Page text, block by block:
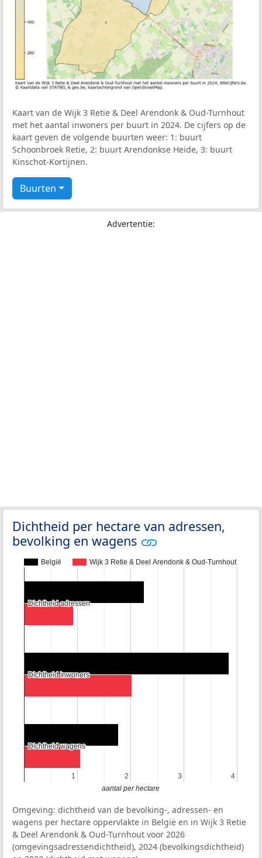
Kaart van de Wijk 3 Retie & Deel Arendonk & Oud-Turnhout
met het aantal inwoners per buurt in 2024. De cijfers op de
kaart geven de volgende buurten weer: 1: buurt
Schoonbroek Retie, 2: buurt Arendonkse Heide, 3: buurt
Kinschot-Kortijnen.
Buurten
Advertentie:
Dichtheid per hectare van adressen,
bevolking en wagens
België Wijk 3 Retie & Deel Arendonk & Oud-Turnhout
1
1 2
2 3
3 4
4
Dichtheid adressen
Dichtheid adressen
Dichtheid inwoners
Dichtheid inwoners
Dichtheid wagens
Dichtheid wagens
aantal per hectare
Omgeving: dichtheid van de bevolking-, adressen- en
wagens per hectare oppervlakte in België en in Wijk 3 Retie
& Deel Arendonk & Oud-Turnhout voor 2026
(omgevingsadressendichtheid), 2024 (bevolkingsdichtheid)